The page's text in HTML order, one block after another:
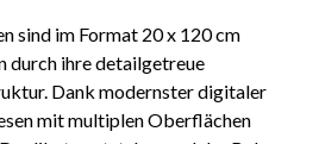
sind im Format 20 x 120 cm
durch ihre detailgetreue
Dank modernster digitaler
mit multiplen Oberflächen